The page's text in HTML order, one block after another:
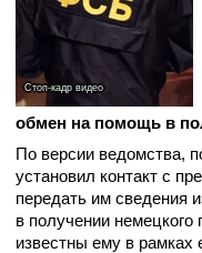
Стоп-кадр видео
обмен на помощь в
По версии ведомства,
установил контакт с
передать им сведения
в получении немецкого
известны ему в рамках